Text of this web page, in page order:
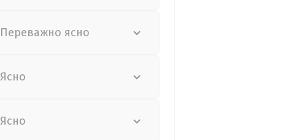
Переважно ясно
Ясно
Ясно